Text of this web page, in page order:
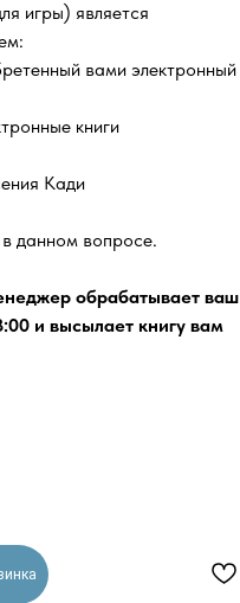
игры) является
вами электронный
книги
Кади
данном вопросе.
обрабатывает ваш
и высылает книгу вам